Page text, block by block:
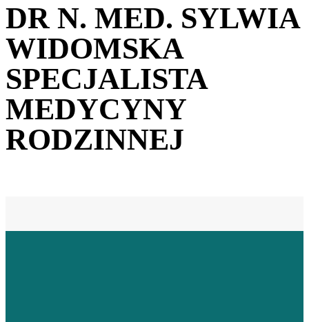
DR N. MED. SYLWIA
WIDOMSKA
SPECJALISTA
MEDYCYNY
RODZINNEJ